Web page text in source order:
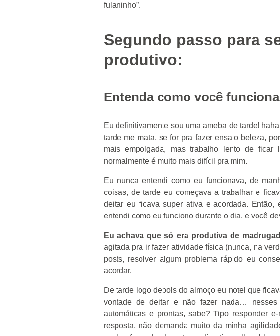
fulaninho”.
Segundo passo para
produtivo:
Entenda como você
Eu definitivamente sou uma ameba de tarde!
tarde me mata, se for pra fazer ensaio beleza,
mais empolgada, mas trabalho lento de
normalmente é muito mais difícil pra mim.
Eu nunca entendi como eu funcionava, de
coisas, de tarde eu começava a trabalhar e
deitar eu ficava super ativa e acordada.
entendi como eu funciono durante o dia, e você
Eu achava que só era produtiva de
agitada pra ir fazer atividade física (nunca, na
posts, resolver algum problema rápido eu
acordar.
De tarde logo depois do almoço eu notei que
vontade de deitar e não fazer nada…
automáticas e prontas, sabe? Tipo responder
resposta, não demanda muito da minha